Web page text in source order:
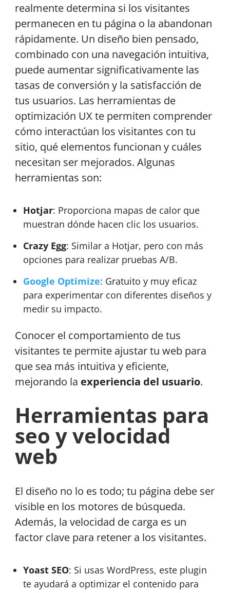
realmente determina si los visitantes
permanecen en tu página o la abandonan
rápidamente. Un diseño bien pensado,
combinado con una navegación intuitiva,
puede aumentar significativamente las
tasas de conversión y la satisfacción de
tus usuarios. Las herramientas de
optimización UX te permiten comprender
cómo interactúan los visitantes con tu
sitio, qué elementos funcionan y cuáles
necesitan ser mejorados. Algunas
herramientas son:
Hotjar: Proporciona mapas de calor que
muestran dónde hacen clic los usuarios.
Crazy Egg: Similar a Hotjar, pero con más
opciones para realizar pruebas A/B.
Google Optimize: Gratuito y muy eficaz
para experimentar con diferentes diseños y
medir su impacto.
Conocer el comportamiento de tus
visitantes te permite ajustar tu web para
que sea más intuitiva y eficiente,
mejorando la experiencia del usuario.
Herramientas para
seo y velocidad
web
El diseño no lo es todo; tu página debe ser
visible en los motores de búsqueda.
Además, la velocidad de carga es un
factor clave para retener a los visitantes.
Yoast SEO: Si usas WordPress, este plugin
te ayudará a optimizar el contenido para